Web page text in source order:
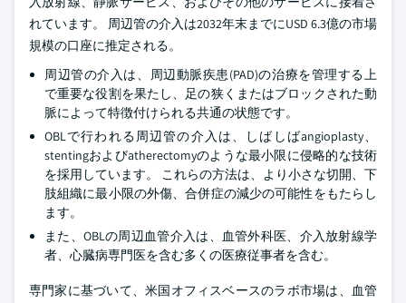
れています。 周辺管の介入は2032年末までにUSD 6.3億の市場
規模の口座に推定される。
周辺管の介入は、周辺動脈疾患(PAD)の治療を管理する上
で重要な役割を果たし、足の狭くまたはブロックされた動
脈によって特徴付けられる共通の状態です。
OBLで行われる周辺管の介入は、しばしばangioplasty、
stentingおよびatherectomyのような最小限に侵略的な技術
を採用しています。 これらの方法は、より小さな切開、下
肢組織に最小限の外傷、合併症の減少の可能性をもたらし
ます。
また、OBLの周辺血管介入は、血管外科医、介入放射線学
者、心臓病専門医を含む多くの医療従事者を含む。
専門家に基づいて、米国オフィスベースのラボ市場は、血管